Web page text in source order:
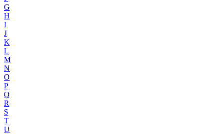
G
H
I
J
K
L
M
N
O
P
Q
R
S
T
U